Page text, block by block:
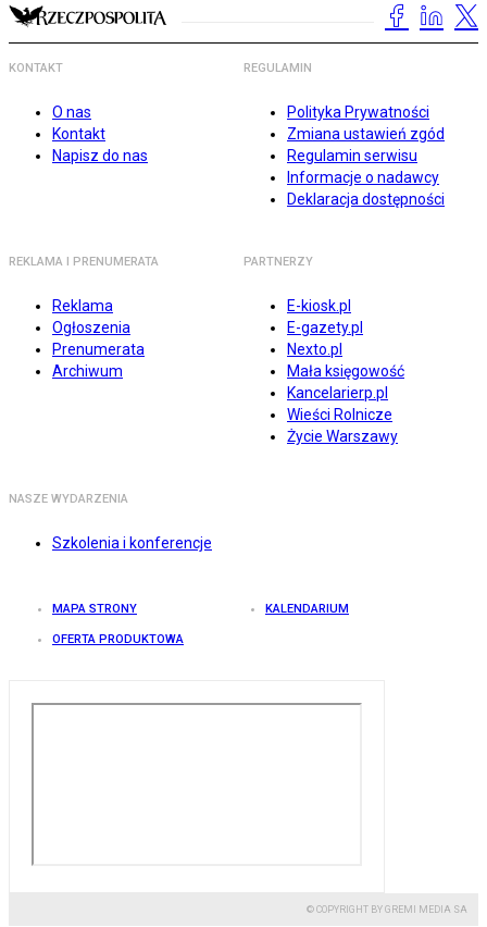
KONTAKT
O nas
Kontakt
Napisz do nas
REGULAMIN
Polityka Prywatności
Zmiana ustawień zgód
Regulamin serwisu
Informacje o nadawcy
Deklaracja dostępności
REKLAMA I PRENUMERATA
Reklama
Ogłoszenia
Prenumerata
Archiwum
PARTNERZY
E-kiosk.pl
E-gazety.pl
Nexto.pl
Mała księgowość
Kancelarierp.pl
Wieści Rolnicze
Życie Warszawy
NASZE WYDARZENIA
Szkolenia i konferencje
MAPA STRONY KALENDARIUM
OFERTA PRODUKTOWA
© COPYRIGHT BY GREMI MEDIA SA